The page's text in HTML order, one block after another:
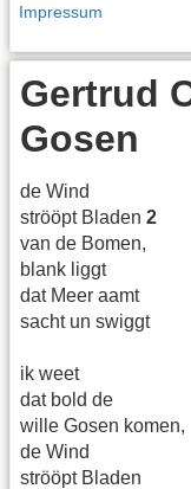
Impressum
Gertrud
Gosen
de Wind
strööpt Bladen 2
van de Bomen,
blank liggt
dat Meer aamt
sacht un swiggt
ik weet
dat bold de
wille Gosen komen,
de Wind
strööpt Bladen